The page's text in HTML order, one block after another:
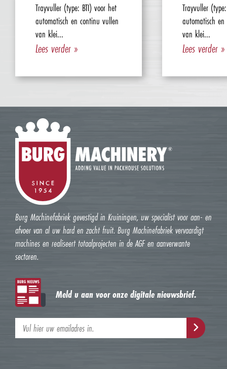
Trayvuller (type: BTI) voor het
automatisch en continu vullen
van klei...
Lees verder »
Trayvuller
automatisch
van klei...
Lees verder »
Burg Machinefabriek gevestigd in Kruiningen, uw specialist voor aan- en
afvoer van al uw hard en zacht fruit. Burg Machinefabriek vervaardigt
machines en realiseert totaalprojecten in de AGF en aanverwante
sectoren.
Meld u aan voor onze digitale nieuwsbrief.